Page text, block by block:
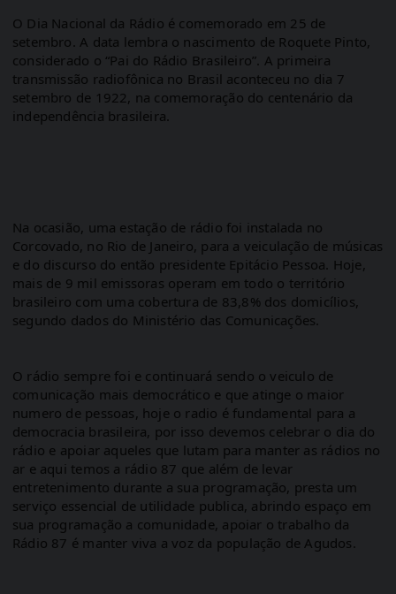
O Dia Nacional da Rádio é comemorado em 25 de
setembro. A data lembra o nascimento de Roquete Pinto,
considerado o “Pai do Rádio Brasileiro”. A primeira
transmissão radiofônica no Brasil aconteceu no dia 7
setembro de 1922, na comemoração do centenário da
independência brasileira.
Na ocasião, uma estação de rádio foi instalada no
Corcovado, no Rio de Janeiro, para a veiculação de músicas
e do discurso do então presidente Epitácio Pessoa. Hoje,
mais de 9 mil emissoras operam em todo o território
brasileiro com uma cobertura de 83,8% dos domicílios,
segundo dados do Ministério das Comunicações.
O rádio sempre foi e continuará sendo o veiculo de
comunicação mais democrático e que atinge o maior
numero de pessoas, hoje o radio é fundamental para a
democracia brasileira, por isso devemos celebrar o dia do
rádio e apoiar aqueles que lutam para manter as rádios no
ar e aqui temos a rádio 87 que além de levar
entretenimento durante a sua programação, presta um
serviço essencial de utilidade publica, abrindo espaço em
sua programação a comunidade, apoiar o trabalho da
Rádio 87 é manter viva a voz da população de Agudos.